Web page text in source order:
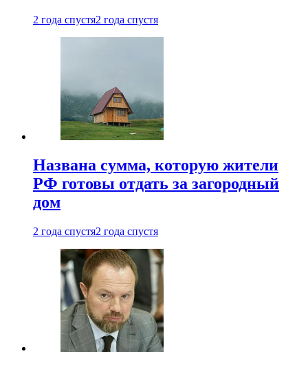
2 года спустя2 года спустя
Названа сумма, которую жители
РФ готовы отдать за загородный
дом
2 года спустя2 года спустя